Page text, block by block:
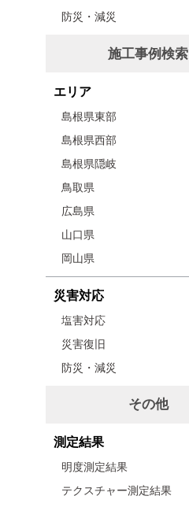
防災・減災
施工事例検索
エリア
島根県東部
島根県西部
島根県隠岐
鳥取県
広島県
山口県
岡山県
災害対応
塩害対応
災害復旧
防災・減災
その他
測定結果
明度測定結果
テクスチャー測定結果